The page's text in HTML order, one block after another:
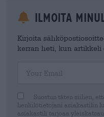
Ilmoita
Kirjoita
kerran heti, kun artikkeli
Suostun täten siihen,
henkilötietojani asiakastilin
asiakastili tarjoaa